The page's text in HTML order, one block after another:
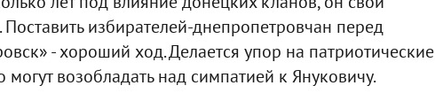
Поставить избирателей-днепропетровчан перед
- хороший ход. Делается упор на патриотические
могут возобладать над симпатией к Януковичу.